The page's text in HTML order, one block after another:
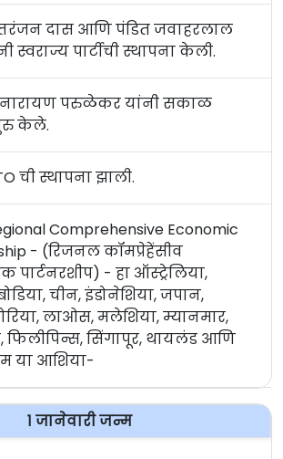
दास आणि पंडित जवाहरलाल
स्वराज्य पार्टीची स्थापना केली.
नारायण परुळेकर यांनी सकाळ
केले.
ची स्थापना झाली.
Comprehensive Economic
- (रिजनल कॉमप्रेहेंसीव
पार्टनरशीप) - हा ऑस्ट्रेलिया,
चीन, इंडोनेशिया, जपान,
लाओस, मलेशिया, म्यानमार,
फिलीपिन्स, सिंगापूर, थायलंड आणि
या आशिया-
१ जानेवारी जन्म